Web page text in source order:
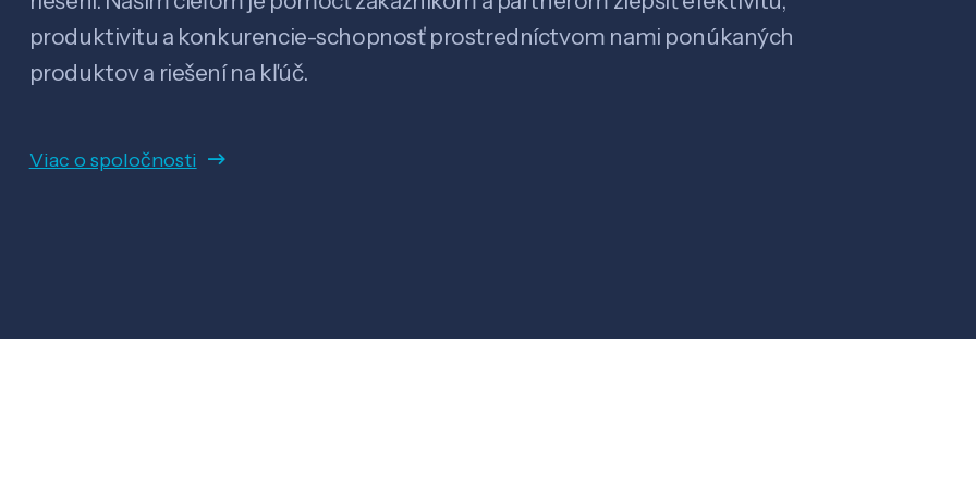
produktivitu a konkurencie-schopnosť prostredníctvom nami ponúkaných
produktov a riešení na kľúč.
Viac o spoločnosti